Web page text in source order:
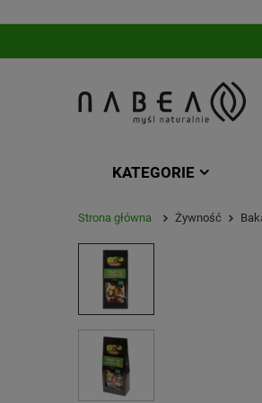
KATEGORIE
Strona główna Żywność